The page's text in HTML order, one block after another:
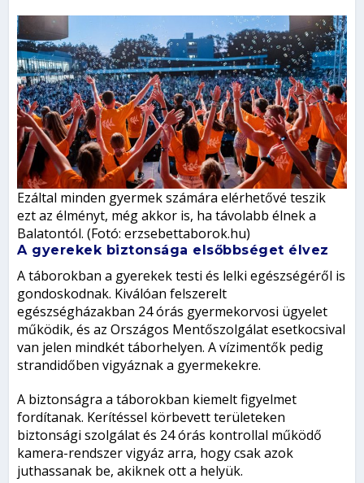
Ezáltal minden gyermek számára elérhetővé teszik
ezt az élményt, még akkor is, ha távolabb élnek a
Balatontól. (Fotó: erzsebettaborok.hu)
A gyerekek biztonsága elsőbbséget élvez
A táborokban a gyerekek testi és lelki egészségéről is
gondoskodnak. Kiválóan felszerelt
egészségházakban 24 órás gyermekorvosi ügyelet
működik, és az Országos Mentőszolgálat esetkocsival
van jelen mindkét táborhelyen. A vízimentők pedig
strandidőben vigyáznak a gyermekekre.
A biztonságra a táborokban kiemelt figyelmet
fordítanak. Kerítéssel körbevett területeken
biztonsági szolgálat és 24 órás kontrollal működő
kamera-rendszer vigyáz arra, hogy csak azok
juthassanak be, akiknek ott a helyük.